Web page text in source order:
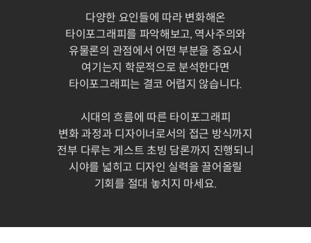
다양한 요인들에 따라 변화해온
타이포그래피를 파악해보고, 역사주의와
유물론의 관점에서 어떤 부분을 중요시
여기는지 학문적으로 분석한다면
타이포그래피는 결코 어렵지 않습니다.
시대의 흐름에 따른 타이포그래피
변화 과정과 디자이너로서의 접근 방식까지
전부 다루는 게스트 초빙 담론까지 진행되니
시야를 넓히고 디자인 실력을 끌어올릴
기회를 절대 놓치지 마세요.